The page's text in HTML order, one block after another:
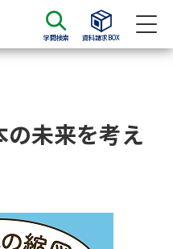
学問検索 資料請求BOX
大学入学共通テスト利用選抜の
募集要項＆願書
未来を考え